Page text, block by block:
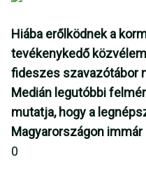
Hiába erőlködnek a
tevékenykedő
fideszes szavazótábor
Medián legutóbbi
mutatja, hogy a
Magyarországon immár
0